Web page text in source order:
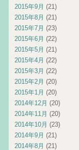
2015年9月 (21)
2015年8月 (21)
2015年7月 (23)
2015年6月 (22)
2015年5月 (21)
2015年4月 (22)
2015年3月 (22)
2015年2月 (20)
2015年1月 (20)
2014年12月 (20)
2014年11月 (20)
2014年10月 (23)
2014年9月 (21)
2014年8月 (21)